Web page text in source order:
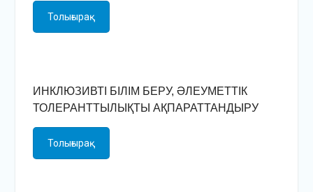
Толығырақ
ИНКЛЮЗИВТІ БІЛІМ БЕРУ, ӘЛЕУМЕТТІК
ТОЛЕРАНТТЫЛЫҚТЫ АҚПАРАТТАНДЫРУ
Толығырақ